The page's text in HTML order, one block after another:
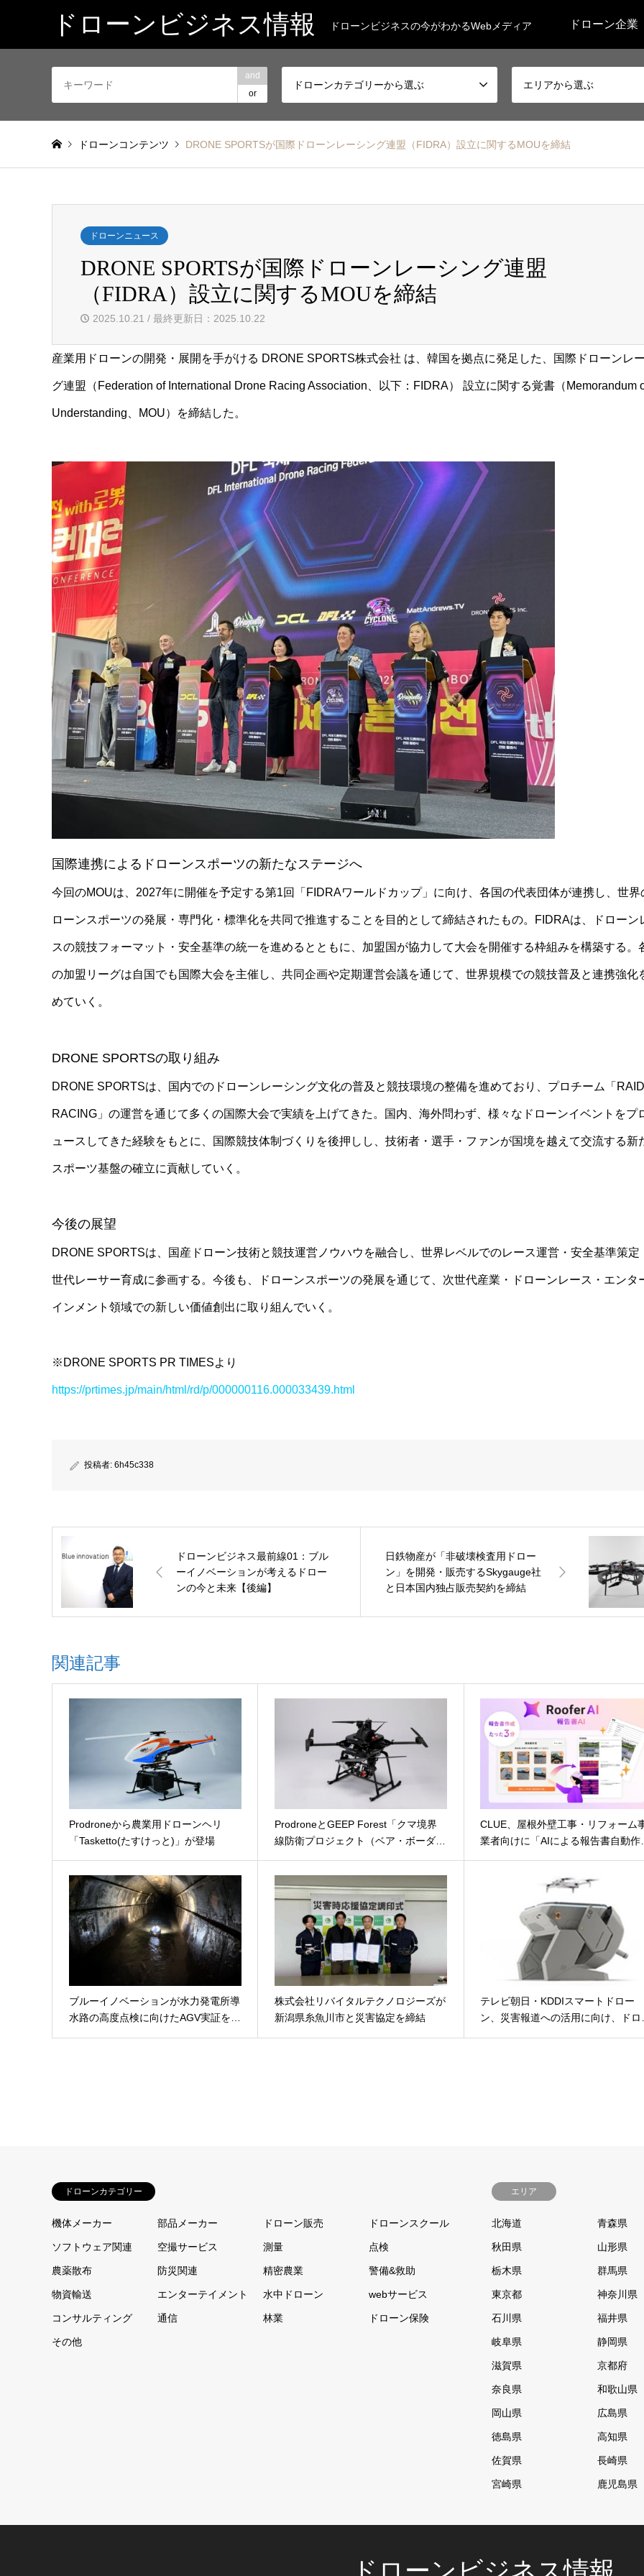
ドローンビジネス情報 ドローンビジネスの今がわかるWebメディア ドローン企業
and
or
ドローンカテゴリーから選ぶ エリアから選ぶ
ドローンコンテンツ DRONE SPORTSが国際ドローンレーシング連盟（FIDRA）設立に関するMOUを締結
ドローンニュース
DRONE SPORTSが国際ドローンレーシング連盟
（FIDRA）設立に関するMOUを締結
2025.10.21 / 最終更新日：2025.10.22
産業用ドローンの開発・展開を手がける DRONE SPORTS株式会社 は、韓国を拠点に発足した、国際ドローンレ
グ連盟（Federation of International Drone Racing Association、以下：FIDRA） 設立に関する覚書（Memorandum
Understanding、MOU）を締結した。
国際連携によるドローンスポーツの新たなステージへ
今回のMOUは、2027年に開催を予定する第1回「FIDRAワールドカップ」に向け、各国の代表団体が連携し、世界
ローンスポーツの発展・専門化・標準化を共同で推進することを目的として締結されたもの。FIDRAは、ドローン
スの競技フォーマット・安全基準の統一を進めるとともに、加盟国が協力して大会を開催する枠組みを構築する。
の加盟リーグは自国でも国際大会を主催し、共同企画や定期運営会議を通じて、世界規模での競技普及と連携強化
めていく。
DRONE SPORTSの取り組み
DRONE SPORTSは、国内でのドローンレーシング文化の普及と競技環境の整備を進めており、プロチーム「
RACING」の運営を通じて多くの国際大会で実績を上げてきた。国内、海外問わず、様々なドローンイベントをプ
ュースしてきた経験をもとに、国際競技体制づくりを後押しし、技術者・選手・ファンが国境を越えて交流する新
スポーツ基盤の確立に貢献していく。
今後の展望
DRONE SPORTSは、国産ドローン技術と競技運営ノウハウを融合し、世界レベルでのレース運営・安全基準策定
世代レーサー育成に参画する。今後も、ドローンスポーツの発展を通じて、次世代産業・ドローンレース・エンタ
インメント領域での新しい価値創出に取り組んでいく。
※DRONE SPORTS PR TIMESより
https://prtimes.jp/main/html/rd/p/000000116.000033439.html
投稿者: 6h45c338
ドローンビジネス最前線01：ブル
ーイノベーションが考えるドロー
ンの今と未来【後編】
日鉄物産が「非破壊検査用ドロー
ン」を開発・販売するSkygauge社
と日本国内独占販売契約を締結
関連記事
Prodroneから農業用ドローンヘリ
「Tasketto(たすけっと)」が登場
ProdroneとGEEP Forest「クマ境界
線防衛プロジェクト（ベア・ボーダ…
CLUE、屋根外壁工事・リフォーム
業者向けに「AIによる報告書自動
ブルーイノベーションが水力発電所導
水路の高度点検に向けたAGV実証を…
株式会社リバイタルテクノロジーズが
新潟県糸魚川市と災害協定を締結
テレビ朝日・KDDIスマートドロー
ン、災害報道への活用に向け、ド
ドローンカテゴリー
機体メーカー 部品メーカー ドローン販売 ドローンスクール
ソフトウェア関連 空撮サービス 測量 点検
農薬散布 防災関連 精密農業 警備&救助
物資輸送 エンターテイメント 水中ドローン webサービス
コンサルティング 通信 林業 ドローン保険
その他
エリア
北海道 青森県
秋田県 山形県
栃木県 群馬県
東京都 神奈川県
石川県 福井県
岐阜県 静岡県
滋賀県 京都府
奈良県 和歌山県
岡山県 広島県
徳島県 高知県
佐賀県 長崎県
宮崎県 鹿児島県